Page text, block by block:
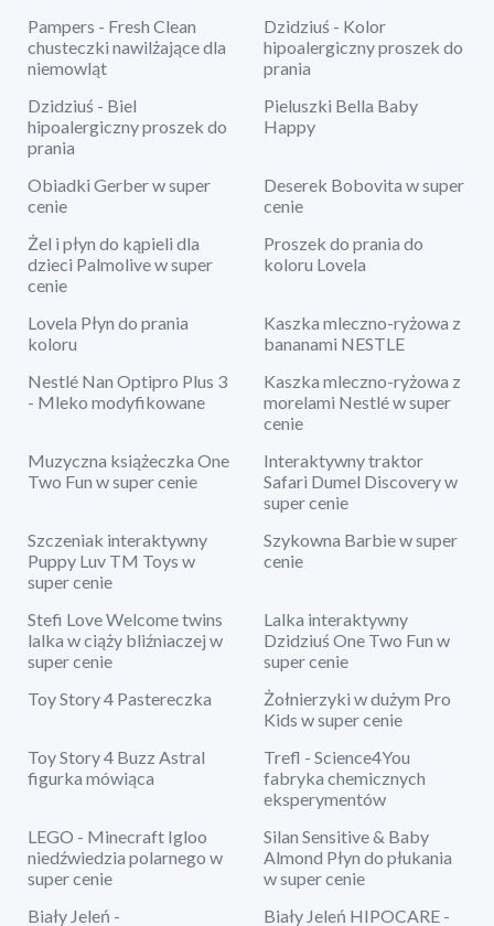
Pampers - Fresh Clean
chusteczki nawilżające dla
niemowląt
Dzidziuś - Kolor
hipoalergiczny proszek do
prania
Dzidziuś - Biel
hipoalergiczny proszek do
prania
Pieluszki Bella Baby
Happy
Obiadki Gerber w super
cenie
Deserek Bobovita w super
cenie
Żel i płyn do kąpieli dla
dzieci Palmolive w super
cenie
Proszek do prania do
koloru Lovela
Lovela Płyn do prania
koloru
Kaszka mleczno-ryżowa z
bananami NESTLE
Nestlé Nan Optipro Plus 3
- Mleko modyfikowane
Kaszka mleczno-ryżowa z
morelami Nestlé w super
cenie
Muzyczna książeczka One
Two Fun w super cenie
Interaktywny traktor
Safari Dumel Discovery w
super cenie
Szczeniak interaktywny
Puppy Luv TM Toys w
super cenie
Szykowna Barbie w super
cenie
Stefi Love Welcome twins
lalka w ciąży bliźniaczej w
super cenie
Lalka interaktywny
Dzidziuś One Two Fun w
super cenie
Toy Story 4 Pastereczka
Żołnierzyki w dużym Pro
Kids w super cenie
Toy Story 4 Buzz Astral
figurka mówiąca
Trefl - Science4You
fabryka chemicznych
eksperymentów
LEGO - Minecraft Igloo
niedźwiedzia polarnego w
super cenie
Silan Sensitive & Baby
Almond Płyn do płukania
w super cenie
Biały Jeleń -
Biały Jeleń HIPOCARE -